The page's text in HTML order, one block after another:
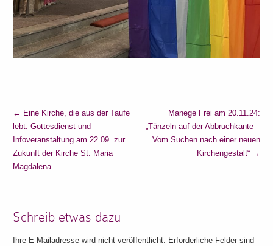
← Eine Kirche, die aus der Taufe
lebt: Gottesdienst und
Infoveranstaltung am 22.09. zur
Zukunft der Kirche St. Maria
Magdalena
Manege Frei am 20.11.24:
„Tänzeln auf der Abbruchkante –
Vom Suchen nach einer neuen
Kirchengestalt“ →
Schreib etwas dazu
Ihre E-Mailadresse wird nicht veröffentlicht. Erforderliche Felder sind